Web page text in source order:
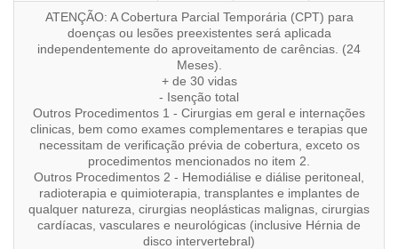
ATENÇÃO: A Cobertura Parcial Temporária (CPT) para
doenças ou lesões preexistentes será aplicada
independentemente do aproveitamento de carências. (24
Meses).
+ de 30 vidas
- Isenção total
Outros Procedimentos 1 - Cirurgias em geral e internações
clinicas, bem como exames complementares e terapias que
necessitam de verificação prévia de cobertura, exceto os
procedimentos mencionados no item 2.
Outros Procedimentos 2 - Hemodiálise e diálise peritoneal,
radioterapia e quimioterapia, transplantes e implantes de
qualquer natureza, cirurgias neoplásticas malignas, cirurgias
cardíacas, vasculares e neurológicas (inclusive Hérnia de
disco intervertebral)